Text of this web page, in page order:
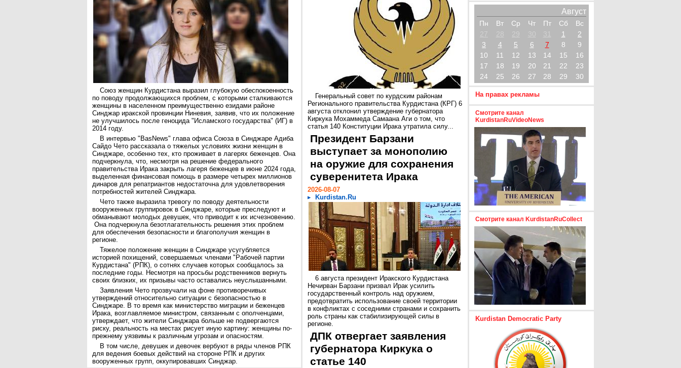
Союз женщин Курдистана выразил глубокую обеспокоенность
по поводу продолжающихся проблем, с которыми сталкиваются
женщины в населенном преимущественно езидами районе
Синджар иракской провинции Ниневия, заявив, что их положение
не улучшилось после геноцида "Исламского государства" (ИГ) в
2014 году.
В интервью "BasNews" глава офиса Союза в Синджаре Адиба
Сайдо Чето рассказала о тяжелых условиях жизни женщин в
Синджаре, особенно тех, кто проживает в лагерях беженцев. Она
подчеркнула, что, несмотря на решение федерального
правительства Ирака закрыть лагеря беженцев в июне 2024 года,
выделенная финансовая помощь в размере четырех миллионов
динаров для репатриантов недостаточна для удовлетворения
потребностей жителей Синджара.
Чето также выразила тревогу по поводу деятельности
вооруженных группировок в Синджаре, которые преследуют и
обманывают молодых девушек, что приводит к их исчезновению.
Она подчеркнула безотлагательность решения этих проблем
для обеспечения безопасности и благополучия женщин в
регионе.
Тяжелое положение женщин в Синджаре усугубляется
историей похищений, совершаемых членами "Рабочей партии
Курдистана" (РПК), о сотнях случаев которых сообщалось за
последние годы. Несмотря на просьбы родственников вернуть
своих близких, их призывы часто оставались неуслышанными.
Заявления Чето прозвучали на фоне противоречивых
утверждений относительно ситуации с безопасностью в
Синджаре. В то время как министерство миграции и беженцев
Ирака, возглавляемое министром, связанным с ополченцами,
утверждает, что жители Синджара больше не подвергаются
риску, реальность на местах рисует иную картину: женщины по-
прежнему уязвимы к различным угрозам и опасностям.
В том числе, девушек и девочек вербуют в ряды членов РПК
для ведения боевых действий на стороне РПК и других
вооруженных групп, оккупировавших Синджар.
Генеральный совет по курдским районам
Регионального правительства Курдистана (КРГ) 6
августа отклонил утверждение губернатора
Киркука Мохаммеда Самаана Аги о том, что
статья 140 Конституции Ирака утратила силу...
Президент Барзани
выступает за монополию
на оружие для сохранения
суверенитета Ирака
2026-08-07
Kurdistan.Ru
6 августа президент Иракского Курдистана
Нечирван Барзани призвал Ирак усилить
государственный контроль над оружием,
предотвратить использование своей территории
в конфликтах с соседними странами и сохранить
роль страны как стабилизирующей силы в
регионе.
ДПК отвергает заявления
губернатора Киркука о
статье 140
Август
Пн Вт Ср Чт Пт Сб
Вс
27
28 29 30 31 1
2
3
4 5 6 7 8
9
10
11 12 13 14 15
16
17
18 19 20 21 22
23
24
25 26 27 28 29 30
На правах рекламы
Смотрите канал
KurdistanRuVideoNews
Смотрите канал KurdistanRuCollect
Kurdistan Democratic Party